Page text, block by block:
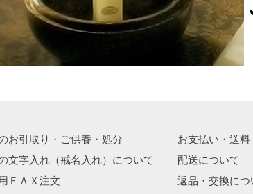
お引取り・ご供養・処分
文字入れ（戒名入れ）について
ＦＡＸ注文
お支払い・送料
配送について
返品・交換につ